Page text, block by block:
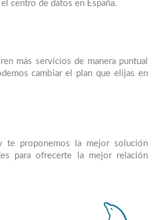
centro de datos en España.
más servicios de manera puntual
cambiar el plan que elijas en
te proponemos la mejor solución
para ofrecerte la mejor relación